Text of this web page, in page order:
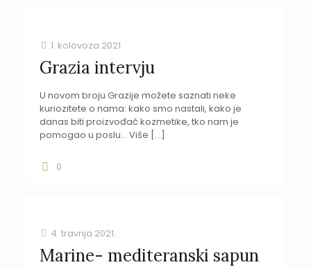
1. kolovoza 2021.
Grazia intervju
U novom broju Grazije možete saznati neke
kuriozitete o nama: kako smo nastali, kako je
danas biti proizvođač kozmetike, tko nam je
pomogao u poslu… Više […]
0
4. travnja 2021.
Marine- mediteranski sapun